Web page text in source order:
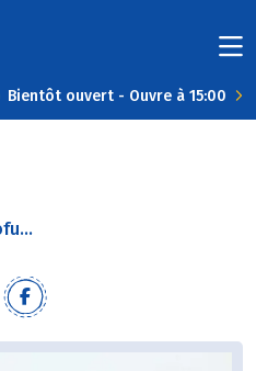
Bientôt ouvert - Ouvre à 15:00